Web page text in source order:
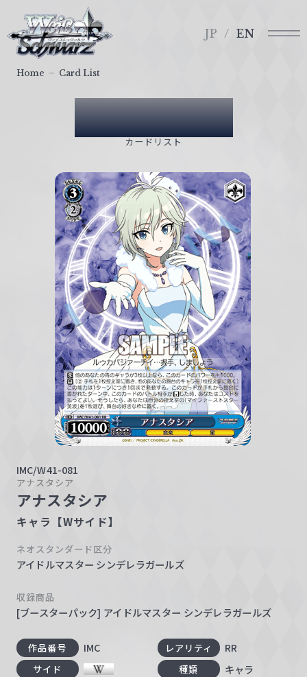
ァ
イ
JP EN
Card List
カードリスト
Home Card List
IMC/W41-081
アナスタシア
アナスタシア
キャラ【Wサイド】
ネオスタンダード区分
アイドルマスター シンデレラガールズ
収録商品
[ブースターパック] アイドルマスター シンデレラガールズ
作品番号 IMC レアリティ RR
サイド 種類 キャラ